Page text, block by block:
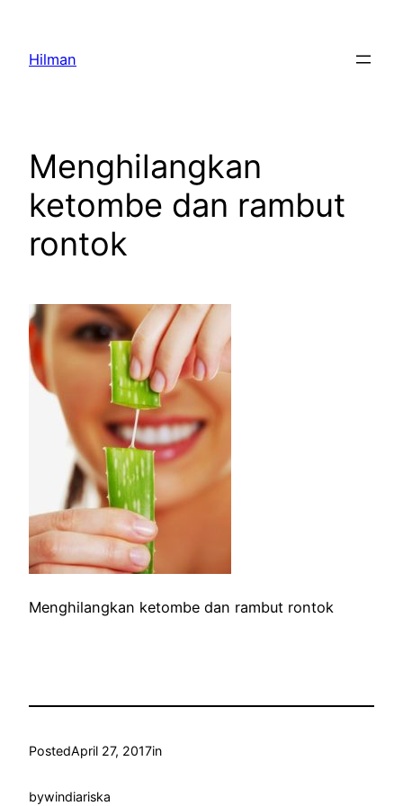
content
Hilman
Menghilangkan
ketombe dan rambut
rontok
Menghilangkan ketombe dan rambut rontok
PostedApril 27, 2017in
bywindiariska